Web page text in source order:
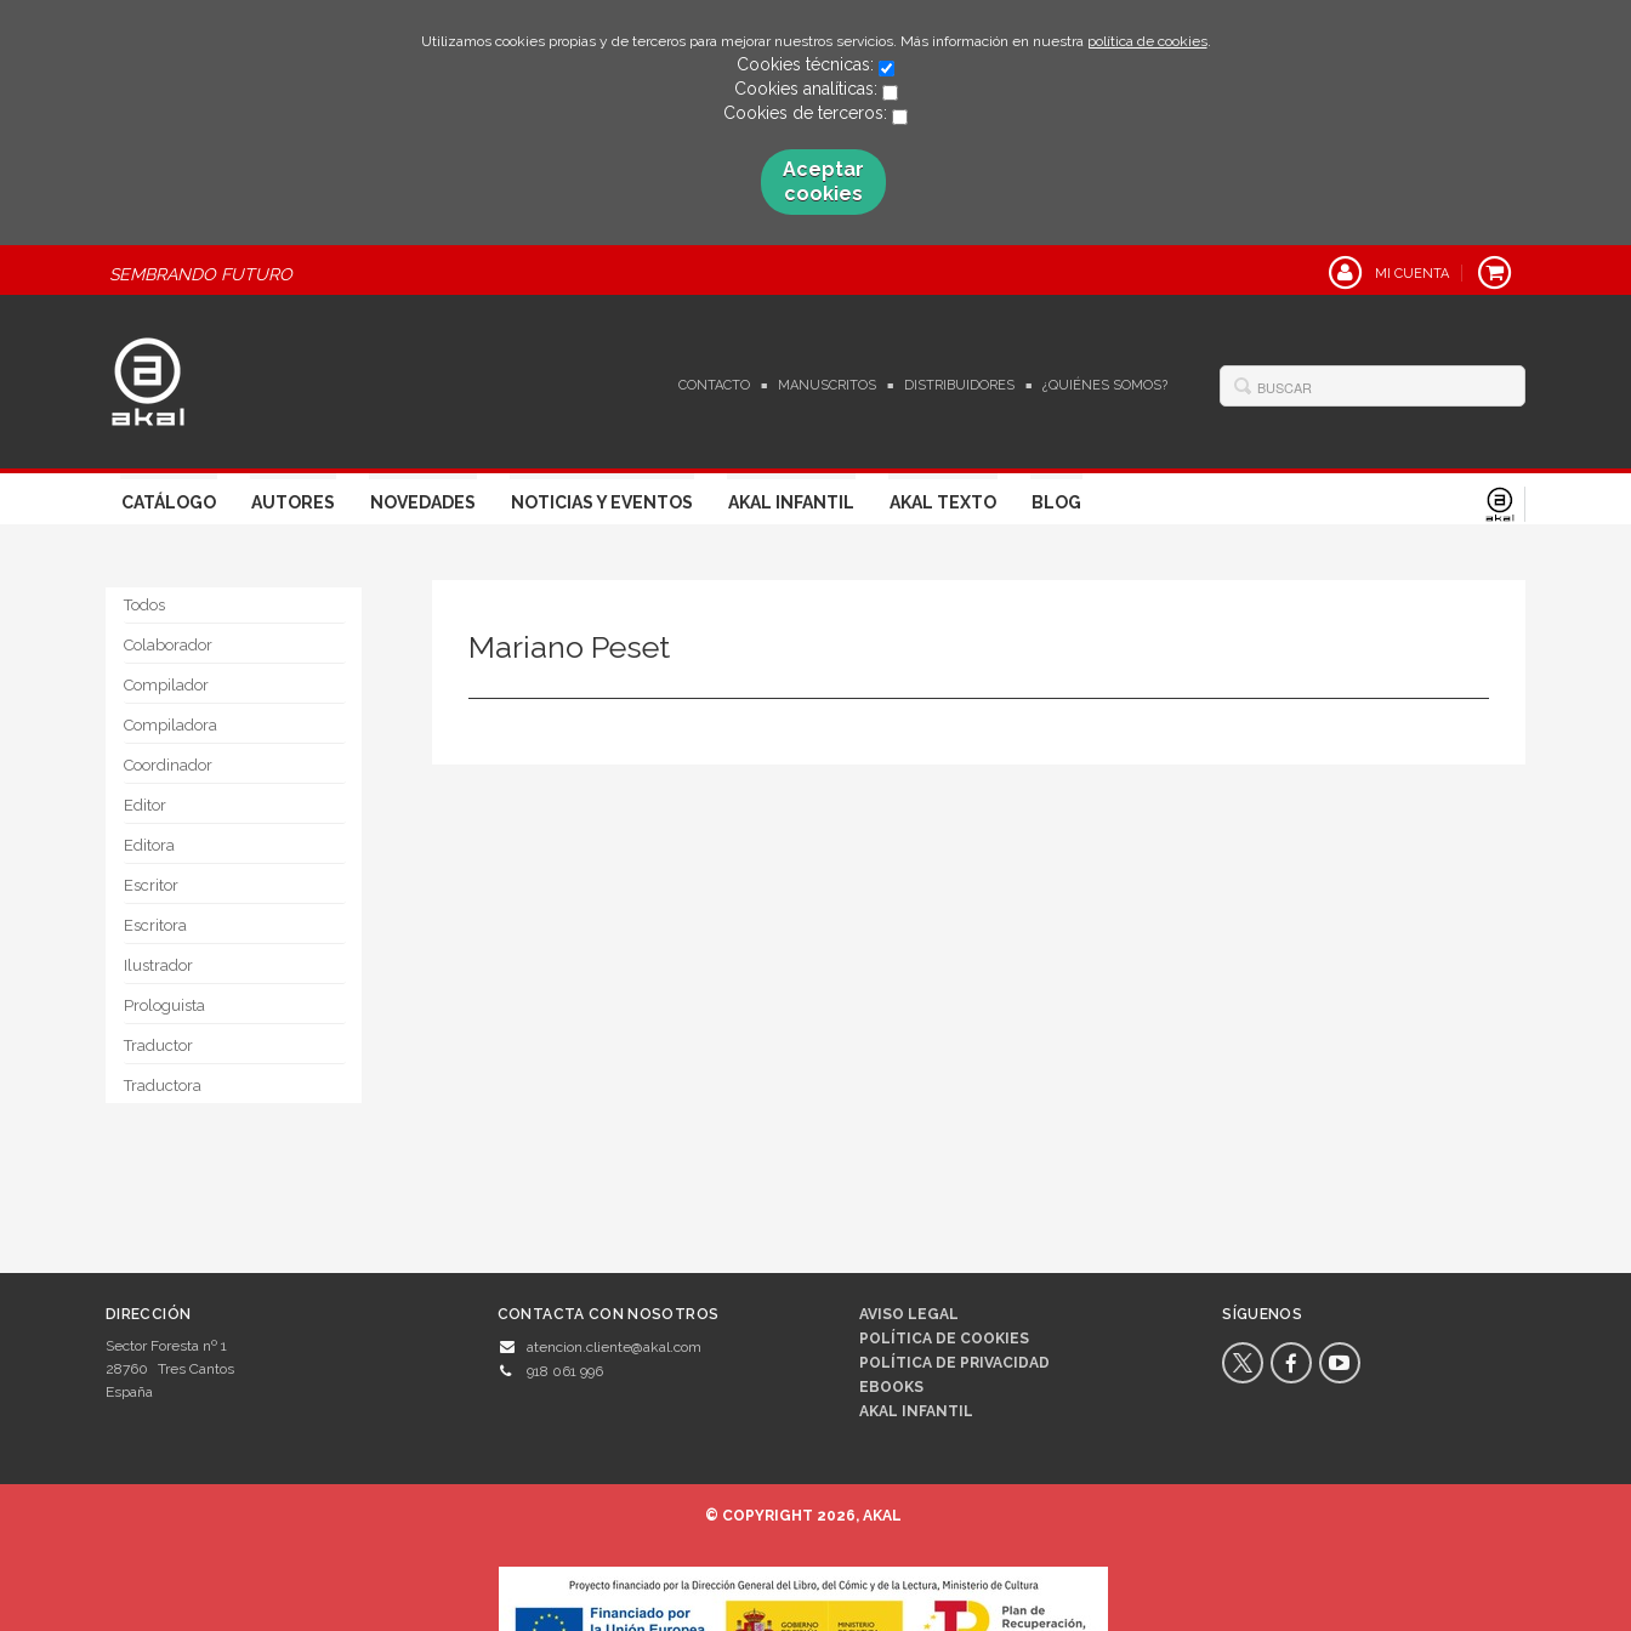
Utilizamos cookies propias y de terceros para mejorar nuestros servicios. Más información en nuestra política de cookies.
Cookies técnicas:
Cookies analíticas:
Cookies de terceros:
Aceptar
cookies
SEMBRANDO FUTURO MI CUENTA
CONTACTO MANUSCRITOS DISTRIBUIDORES ¿QUIÉNES SOMOS?
CATÁLOGO AUTORES NOVEDADES NOTICIAS Y EVENTOS AKAL INFANTIL AKAL TEXTO BLOG
Todos
Colaborador
Compilador
Compiladora
Coordinador
Editor
Editora
Escritor
Escritora
Ilustrador
Prologuista
Traductor
Traductora
Mariano Peset
DIRECCIÓN
Sector Foresta nº 1
28760
Tres Cantos
España
CONTACTA CON NOSOTROS
atencion.cliente@akal.com
918 061 996
AVISO LEGAL
POLÍTICA DE COOKIES
POLÍTICA DE PRIVACIDAD
EBOOKS
AKAL INFANTIL
SÍGUENOS
© COPYRIGHT 2026, AKAL